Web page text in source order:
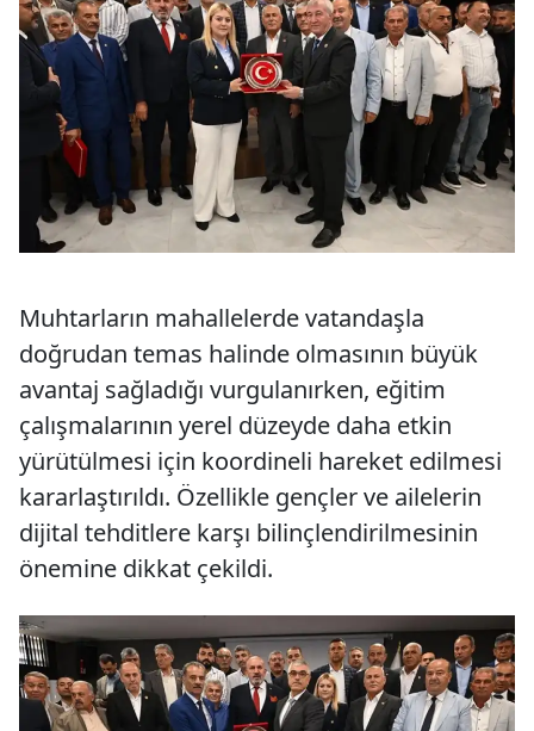
Muhtarların mahallelerde vatandaşla
doğrudan temas halinde olmasının büyük
avantaj sağladığı vurgulanırken, eğitim
çalışmalarının yerel düzeyde daha etkin
yürütülmesi için koordineli hareket edilmesi
kararlaştırıldı. Özellikle gençler ve ailelerin
dijital tehditlere karşı bilinçlendirilmesinin
önemine dikkat çekildi.